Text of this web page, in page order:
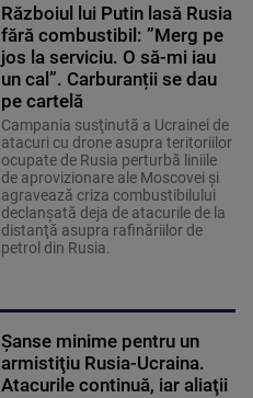
Războiul lui Putin lasă Rusia
fără combustibil: ”Merg pe
jos la serviciu. O să-mi iau
un cal”. Carburanții se dau
pe cartelă
Campania susţinută a Ucrainei de
atacuri cu drone asupra teritoriilor
ocupate de Rusia perturbă liniile
de aprovizionare ale Moscovei şi
agravează criza combustibilului
declanşată deja de atacurile de la
distanţă asupra rafinăriilor de
petrol din Rusia.
Şanse minime pentru un
armistiţiu Rusia-Ucraina.
Atacurile continuă, iar aliaţii